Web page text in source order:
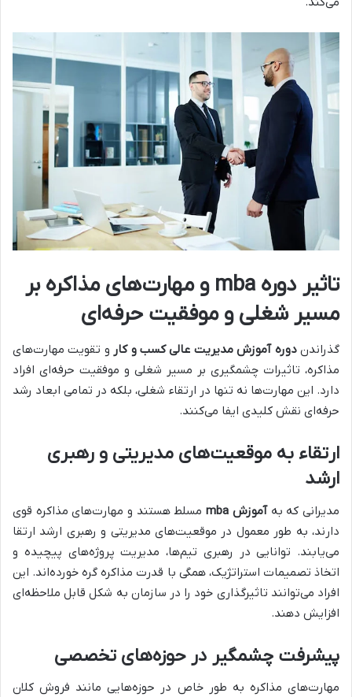
تاثیر دوره mba
و مهارت‌های مذاکره بر
مسیر شغلی و موفقیت حرفه‌ای
گذراندندوره آموزش مدیریت عالی کسب و کار و تقویت مهارت‌های
مذاکره، تاثیرات چشمگیری بر مسیر شغلی و موفقیت حرفه‌ای افراد
دارد. این مهارت‌ها نه تنها در ارتقاء شغلی، بلکه در تمامی ابعاد رشد
حرفه‌ای نقش کلیدی ایفا می‌کنند.
ارتقاء به موقعیت‌های مدیریتی و رهبری
ارشد
مدیرانی که بهآموزش mba
مسلط هستند و مهارت‌های مذاکره قوی
دارند، به طور معمول در موقعیت‌های مدیریتی و رهبری ارشد ارتقا
می‌یابند. توانایی در رهبری تیم‌ها، مدیریت پروژه‌های پیچیده و
اتخاذ تصمیمات استراتژیک، همگی با قدرت مذاکره گره خورده‌اند. این
افراد می‌توانند تاثیرگذاری خود را در سازمان به شکل قابل ملاحظه‌ای
افزایش دهند.
پیشرفت چشمگیر در حوزه‌های تخصصی
مهارت‌های مذاکره به طور خاص در حوزه‌هایی مانند فروش کلان